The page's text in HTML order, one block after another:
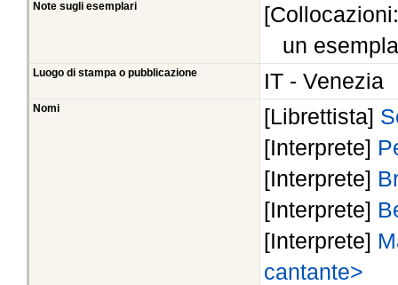
Note sugli esemplari
un
Luogo di stampa o pubblicazione IT - Venezia
Nomi [Librettista]
[Interprete]
[Interprete]
[Interprete]
[Interprete]
cantante>